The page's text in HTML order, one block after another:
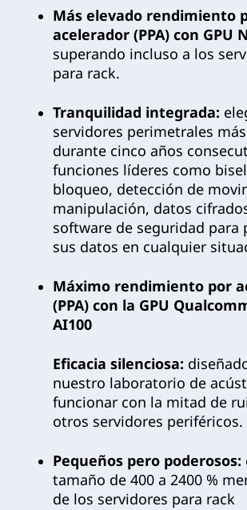
Más elevado rendimiento
acelerador (PPA) con GPU
superando incluso a los
para rack.
Tranquilidad integrada:
servidores perimetrales
durante cinco años
funciones líderes como
bloqueo, detección de
manipulación, datos
software de seguridad para
sus datos en cualquier
Máximo rendimiento por
(PPA) con la GPU
AI100
Eficacia silenciosa:
nuestro laboratorio de
funcionar con la mitad de
otros servidores periféricos.
Pequeños pero poderosos:
tamaño de 400 a 2400 %
de los servidores para rack